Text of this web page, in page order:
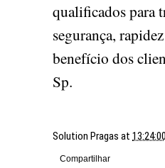
qualificados para
segurança,
benefício dos
Sp.
Solution Pragas at 13:24:00
Compartilhar